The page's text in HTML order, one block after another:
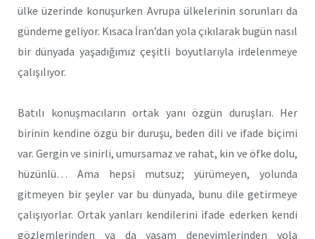
ülke üzerinde konuşurken Avrupa ülkelerinin sorunları da
gündeme geliyor. Kısaca İran’dan yola çıkılarak bugün nasıl
bir dünyada yaşadığımız çeşitli boyutlarıyla irdelenmeye
çalışılıyor.
Batılı konuşmacıların ortak yanı özgün duruşları. Her
birinin kendine özgü bir duruşu, beden dili ve ifade biçimi
var. Gergin ve sinirli, umursamaz ve rahat, kin ve öfke dolu,
hüzünlü… Ama hepsi mutsuz; yürümeyen, yolunda
gitmeyen bir şeyler var bu dünyada, bunu dile getirmeye
çalışıyorlar. Ortak yanları kendilerini ifade ederken kendi
gözlemlerinden ya da yaşam deneyimlerinden yola